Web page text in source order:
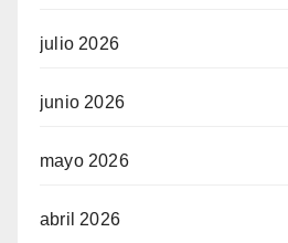
julio 2026
junio 2026
mayo 2026
abril 2026